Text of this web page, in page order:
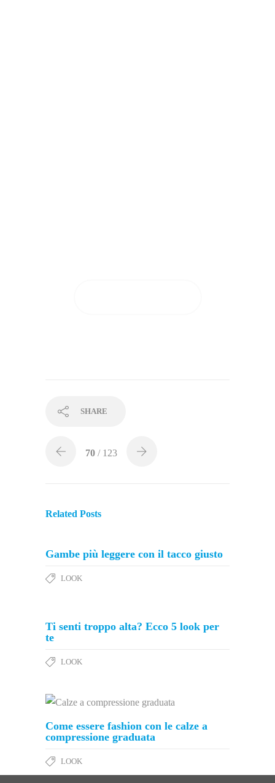
SHARE
70 / 123
Related Posts
Gambe più leggere con il tacco giusto
LOOK
Ti senti troppo alta? Ecco 5 look per
te
LOOK
Come essere fashion con le calze a
compressione graduata
LOOK